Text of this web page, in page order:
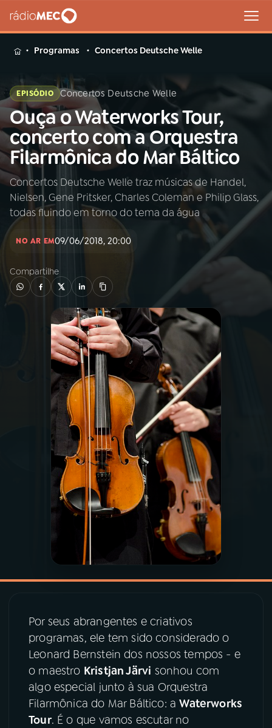
MENU
Buscar
na
Rádio
MEC
Buscar
Início AO VIVO
PROGRAMAS
PODCASTS
VIDEOCASTS
ÚLTIMAS
PRÊMIO RÁDIO MEC
ACOMPANHE A RÁDIO MEC
Programas Concertos Deutsche Welle
EPISÓDIO Concertos Deutsche Welle
Ouça o Waterworks Tour,
concerto com a Orquestra
Filarmônica do Mar Báltico
Concertos Deutsche Welle traz músicas de Handel,
Nielsen, Gene Pritsker, Charles Coleman e Philip Glass,
todas fluindo em torno do tema da água
NO AR EM09/06/2018, 20:00
Compartilhe
Por seus abrangentes e criativos
programas, ele tem sido considerado o
Leonard Bernstein dos nossos tempos - e
o maestro Kristjan Järvi sonhou com
algo especial junto à sua Orquestra
Filarmônica do Mar Báltico: aWaterworks
Tour. É o que vamos escutar no